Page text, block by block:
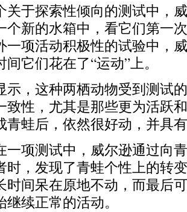
于探索性倾向的测试中，
个新的水箱中，看它们第一
一项活动积极性的试验中，
它们花在了“运动”上。
，这种两栖动物受到测试
致性，尤其是那些更为活跃
青蛙后，依然很好动，并具
项测试中，威尔逊通过向
时，发现了青蛙个性上的转
时间呆在原地不动，而最后
续正常的活动。